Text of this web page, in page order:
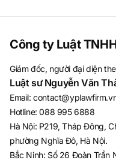
Công ty Luật
Giám đốc, người đại diện
Luật sư Nguyễn Văn
Email:
Hotline:088 995 6888
Hà Nội: P219, Tháp Đông,
phường Nghĩa Đô, Hà Nội.
Bắc Ninh: Số 26 Đoàn Trần